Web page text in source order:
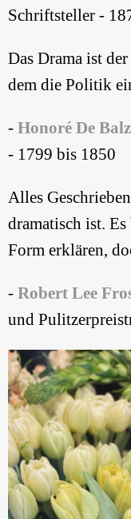
Schriftsteller -
Das Drama ist
dem die Politik
- Honoré De
- 1799 bis 1850
Alles
dramatisch ist.
Form erklären,
- Robert Lee
und